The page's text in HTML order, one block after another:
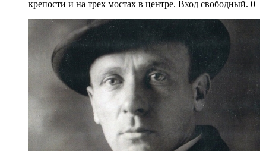
крепости и на трех мостах в центре. Вход свободный. 0+